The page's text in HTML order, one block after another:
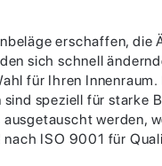
erschaffen,
sich schnell
für Ihren
speziell für starke
werden,
ISO 9001 für